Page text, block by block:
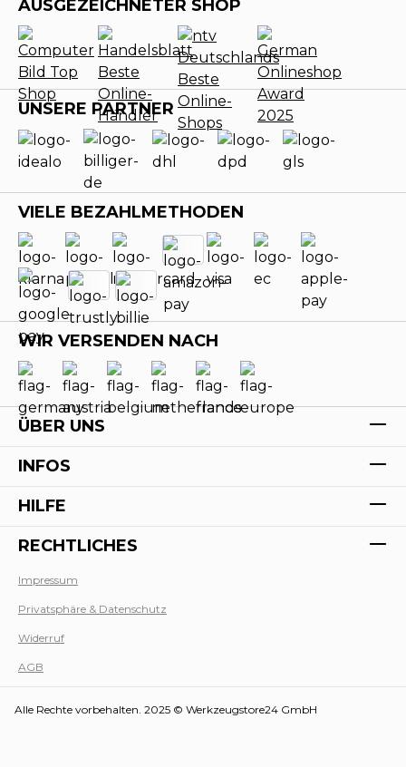
AUSGEZEICHNETER SHOP
UNSERE PARTNER
VIELE BEZAHLMETHODEN
WIR VERSENDEN NACH
ÜBER UNS
INFOS
HILFE
RECHTLICHES
Impressum
Privatsphäre & Datenschutz
Widerruf
AGB
Alle Rechte vorbehalten. 2025 © Werkzeugstore24 GmbH